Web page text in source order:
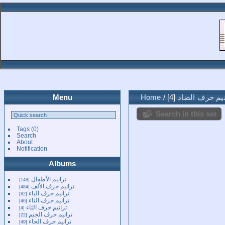
Menu
Tags(0)
Search
About
Notification
Albums
ترانيم الأطفال 148
ترانيم حرف الألف 484
ترانيم حرف الباء 82
ترانيم حرف التاء 46
ترانيم حرف الثاء 4
ترانيم حرف الجيم 22
ترانيم حرف الحاء 49
Home / حرف الضاد 4
Search in this set